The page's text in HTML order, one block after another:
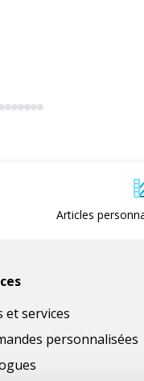
Articles
et services
personnalisées